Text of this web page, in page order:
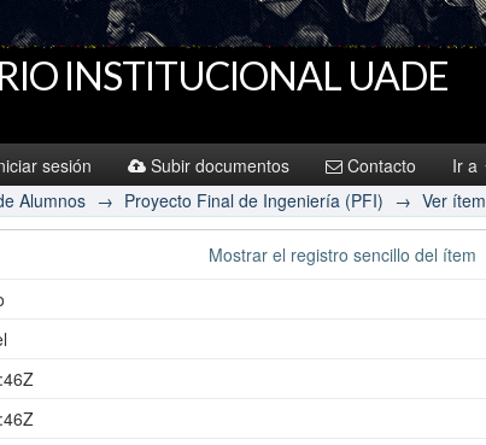
INSTITUCIONAL UADE
sesión Subir documentos Contacto Ir a
Alumnos → Proyecto Final de Ingeniería (PFI) → Ver ítem
Mostrar el registro sencillo del ítem